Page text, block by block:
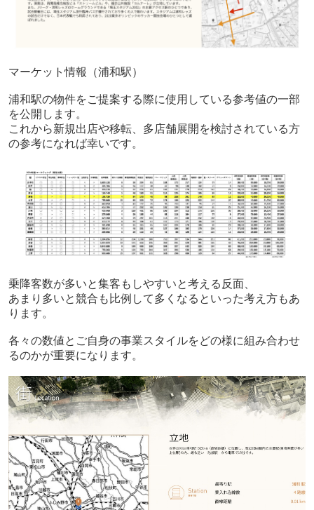
マーケット情報（浦和駅）
浦和駅の物件をご提案する際に使用している参考値の一部
を公開します。
これから新規出店や移転、多店舗展開を検討されている方
の参考になれば幸いです。
乗降客数が多いと集客もしやすいと考える反面、
あまり多いと競合も比例して多くなるといった考え方もあ
ります。
各々の数値とご自身の事業スタイルをどの様に組み合わせ
るのかが重要になります。